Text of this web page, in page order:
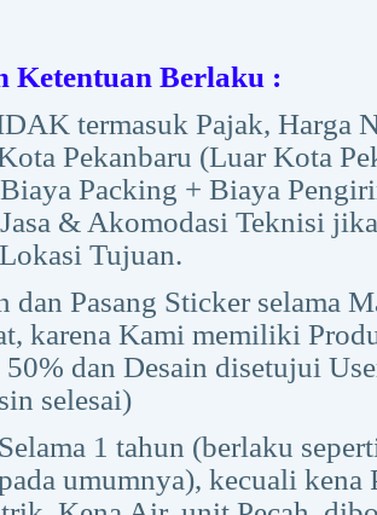
Ketentuan Berlaku :
termasuk Pajak, Harga
Pekanbaru (Luar Kota
Packing + Biaya
& Akomodasi Teknisi
Tujuan.
dan Pasang Sticker selama
karena Kami memiliki
50% dan Desain disetujui
selesai)
1 tahun (berlaku
umumnya), kecuali kena